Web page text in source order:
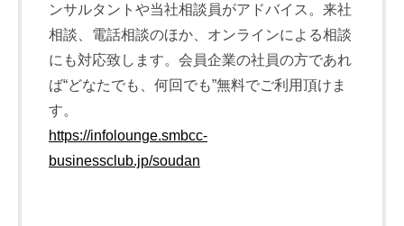
ンサルタントや当社相談員がアドバイス。来社
相談、電話相談のほか、オンラインによる相談
にも対応致します。会員企業の社員の方であれ
ば“どなたでも、何回でも”無料でご利用頂けま
す。
https://infolounge.smbcc-
businessclub.jp/soudan